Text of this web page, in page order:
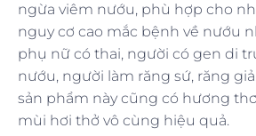
ngừa viêm nướu, phù hợp cho
nguy cơ cao mắc bệnh về nướu
phụ nữ có thai, người có gen di
nướu, người làm răng sứ, răng
sản phẩm này cũng có hương
mùi hơi thở vô cùng hiệu quả.